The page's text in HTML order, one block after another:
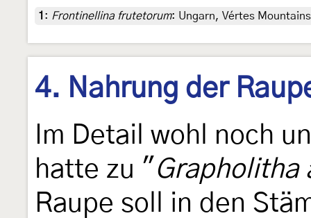
1 : Frontinellina frutetorum: Ungarn, Vértes
4. Nahrung der
Im Detail wohl noch
hatte zu " Grapholitha
Raupe soll in den